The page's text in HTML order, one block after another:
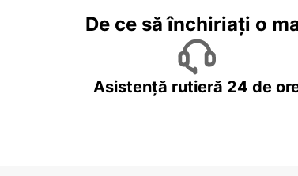
De ce să închiriați o
Asistență rutieră 24 de